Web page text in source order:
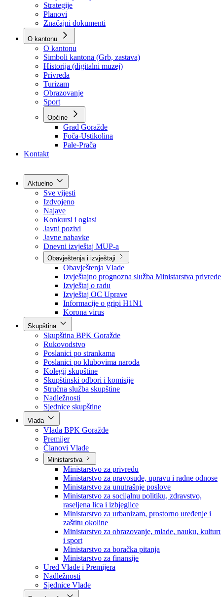
Poslovnik
Program rada Vlade
Ekspoze premijera
Strategije
Planovi
Značajni dokumenti
O kantonu
O kantonu
Simboli kantona (Grb, zastava)
Historija (digitalni muzej)
Privreda
Turizam
Obrazovanje
Sport
Općine
Kontakt
Aktuelno
Sve vijesti
Izdvojeno
Najave
Konkursi i oglasi
Javni pozivi
Javne nabavke
Dnevni izvještaj MUP-a
Obavještenja i izvještaji
Obavještenja Vlade
Izvještajno prognozna služba Ministarstva privrede
Izvještaj o radu
Izvještaj OC Uprave
Informacije o gripi H1N1
Korona virus
Skupština
Skupština BPK Goražde
Rukovodstvo
Poslanici po strankama
Poslanici po klubovima naroda
Kolegij skupštine
Skupštinski odbori i komisije
Stručna služba skupštine
Nadležnosti
Sjednice skupštine
Vlada
Vlada BPK Goražde
Premijer
Članovi Vlade
Ministarstva
Ministarstvo za privredu
Ministarstvo za pravosuđe, upravu i radne odnose
Ministarstvo za unutrašnje poslove
Ministarstvo za socijalnu politiku, zdravstvo,
raseljena lica i izbjeglice
Ministarstvo za urbanizam, prostorno uređenje i
zaštitu okoline
Ministarstvo za obrazovanje, mlade, nauku,
i sport
Ministarstvo za boračka pitanja
Ministarstvo za finansije
Ured Vlade i Premijera